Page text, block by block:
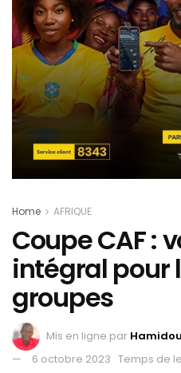
Home AFRIQUE
Coupe CAF :
intégral pour
groupes
Mis en ligne par
6 octobre 2023 Temps de